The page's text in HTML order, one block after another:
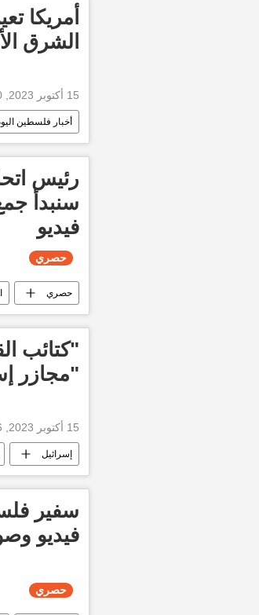
أمريكا
الشرق
15 أكتوبر 2023, 19:30 GMT
أخبار فلسطين
رئيس
سنبدأ
فيديو
حصري
حصري
أخبار مصر الآن
التصعيد
العدوان
"كتائب
"مجازر
15 أكتوبر 2023, 19:16 GMT
إسرائيل
حركة حماس
سفير
فيديو
حصري